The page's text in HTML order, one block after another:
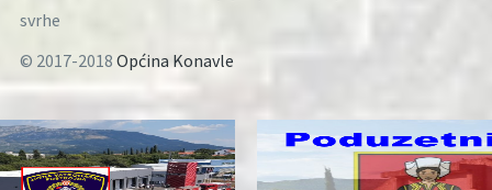
svrhe
© 2017-2018 Općina Konavle